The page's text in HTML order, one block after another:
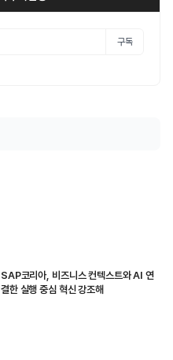
구독
SAP코리아, 비즈니스 컨텍스트와 AI 연
결한 실행 중심 혁신 강조해